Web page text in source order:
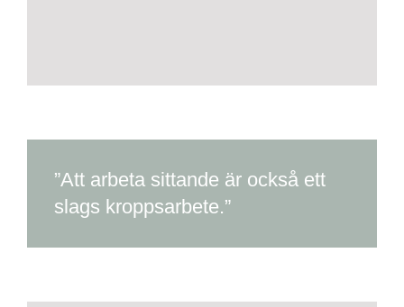
”Att arbeta sittande är också ett
slags kroppsarbete.”